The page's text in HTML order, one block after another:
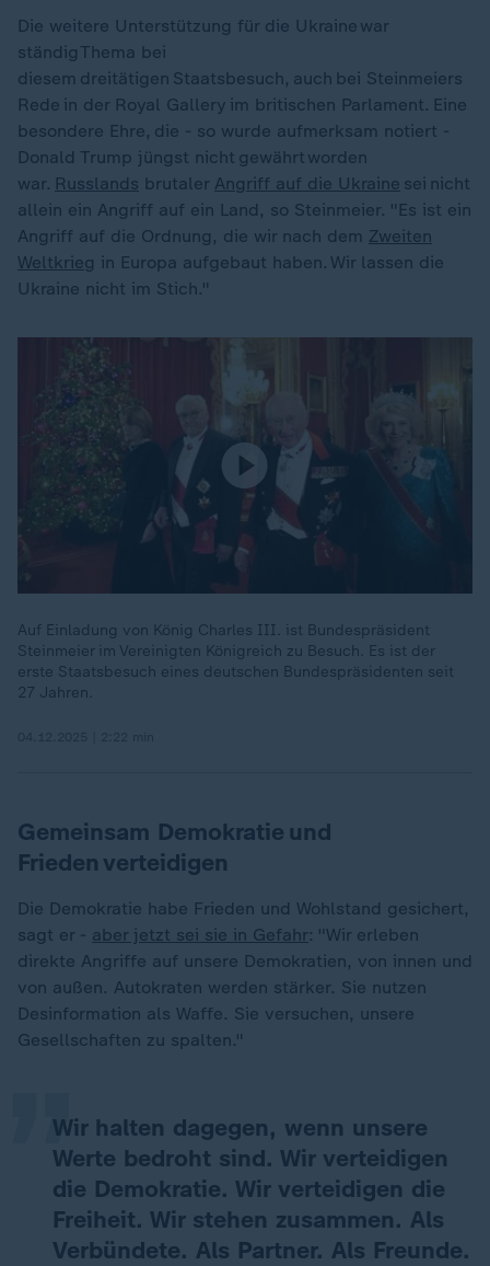
Die weitere Unterstützung für die Ukraine war
ständig Thema bei
diesem dreitätigen Staatsbesuch, auch bei Steinmeiers
Rede in der Royal Gallery im britischen Parlament. Eine
besondere Ehre, die - so wurde aufmerksam notiert -
Donald Trump jüngst nicht gewährt worden
war. Russlands brutaler Angriff auf die Ukraine sei nicht
allein ein Angriff auf ein Land, so Steinmeier. "Es ist ein
Angriff auf die Ordnung, die wir nach dem Zweiten
Weltkrieg in Europa aufgebaut haben. Wir lassen die
Ukraine nicht im Stich."
Auf Einladung von König Charles III. ist Bundespräsident
Steinmeier im Vereinigten Königreich zu Besuch. Es ist der
erste Staatsbesuch eines deutschen Bundespräsidenten seit
27 Jahren.
Gemeinsam Demokratie und
Frieden verteidigen
Die Demokratie habe Frieden und Wohlstand gesichert,
sagt er - aber jetzt sei sie in Gefahr: "Wir erleben
direkte Angriffe auf unsere Demokratien, von innen und
von außen. Autokraten werden stärker. Sie nutzen
Desinformation als Waffe. Sie versuchen, unsere
Gesellschaften zu spalten."
Wir halten dagegen, wenn unsere
Werte bedroht sind. Wir verteidigen
die Demokratie. Wir verteidigen die
Freiheit. Wir stehen zusammen. Als
Verbündete. Als Partner. Als Freunde.
„